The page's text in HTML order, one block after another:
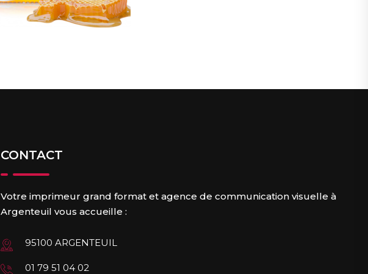
CONTACT
Votre imprimeur grand format et agence de communication visuelle à
Argenteuil vous accueille :
95100 ARGENTEUIL
01 79 51 04 02